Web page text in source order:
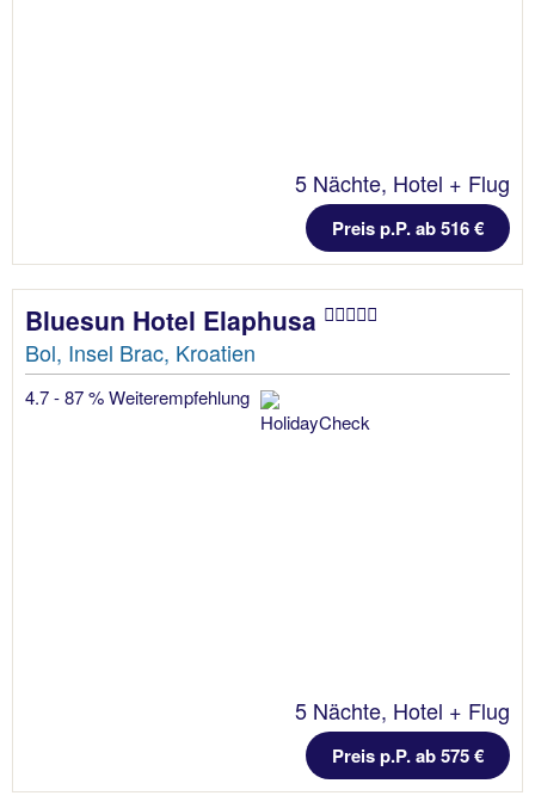
5 Nächte, Hotel + Flug
Preis p.P. ab 516 €
Bluesun Hotel Elaphusa
Bol, Insel Brac, Kroatien
4.7 - 87 % Weiterempfehlung
5 Nächte, Hotel + Flug
Preis p.P. ab 575 €